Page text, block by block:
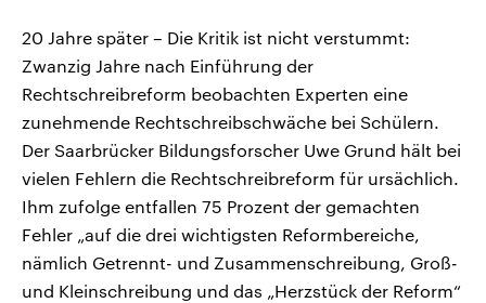
20 Jahre später – Die Kritik ist nicht verstummt:
Zwanzig Jahre nach Einführung der
Rechtschreibreform beobachten Experten eine
zunehmende Rechtschreibschwäche bei Schülern.
Der Saarbrücker Bildungsforscher Uwe Grund hält bei
vielen Fehlern die Rechtschreibreform für ursächlich.
Ihm zufolge entfallen 75 Prozent der gemachten
Fehler „auf die drei wichtigsten Reformbereiche,
nämlich Getrennt- und Zusammenschreibung, Groß-
und Kleinschreibung und das „Herzstück der Reform“